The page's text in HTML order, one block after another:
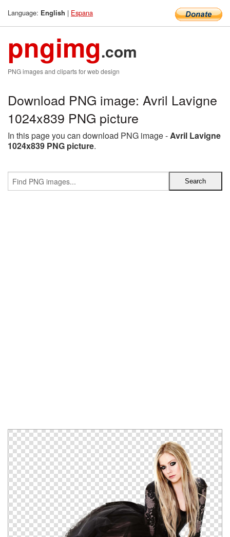
Language: English | Espana
pngimg.com
PNG images and cliparts for web design
Download PNG image: Avril Lavigne
1024x839 PNG picture
In this page you can download PNG image -Avril Lavigne
1024x839 PNG picture.